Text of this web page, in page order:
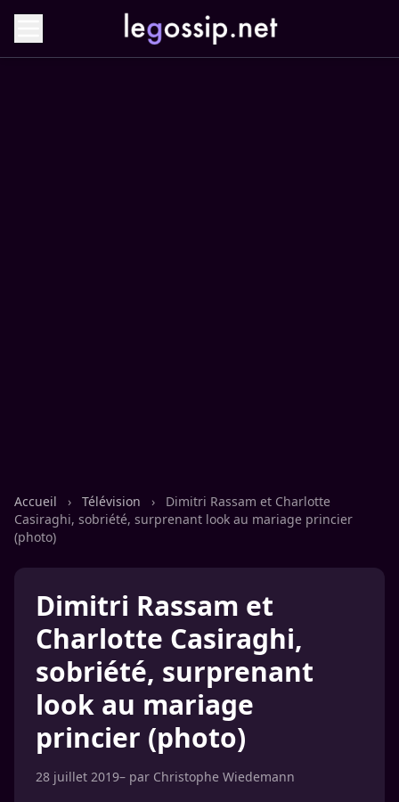
Accueil › Télévision ›
Dimitri Rassam et Charlotte
Casiraghi, sobriété, surprenant look au mariage princier
(photo)
Dimitri Rassam et
Charlotte Casiraghi,
sobriété, surprenant
look au mariage
princier (photo)
28 juillet 2019– par Christophe Wiedemann